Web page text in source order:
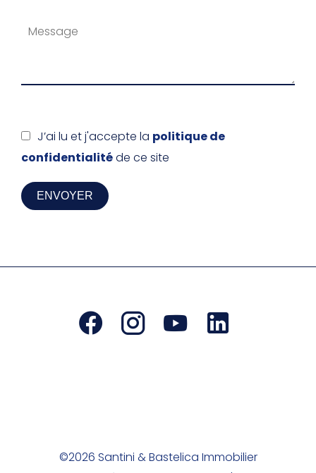
J’ai lu et j'accepte la politique de
confidentialitéde ce site
ENVOYER
©2026 Santini & Bastelica Immobilier